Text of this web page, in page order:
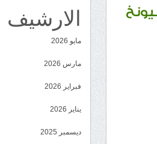
الارشيف
مايو 2026
مارس 2026
فبراير 2026
يناير 2026
ديسمبر 2025